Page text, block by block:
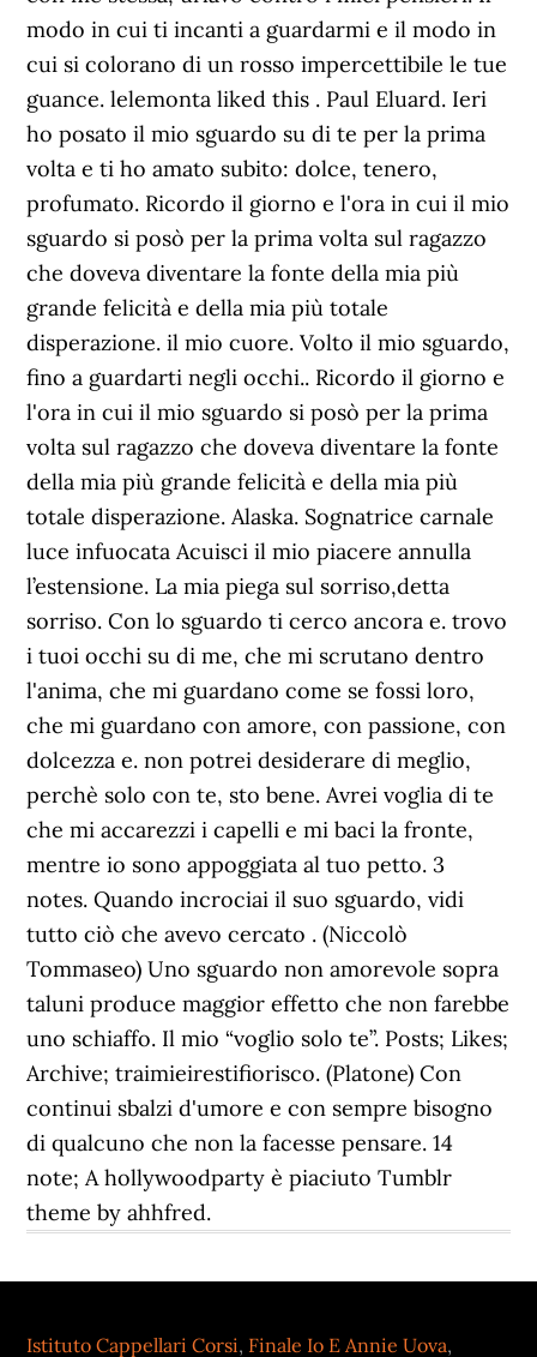
Istituto Cappellari Corsi, Finale Io E Annie Uova,